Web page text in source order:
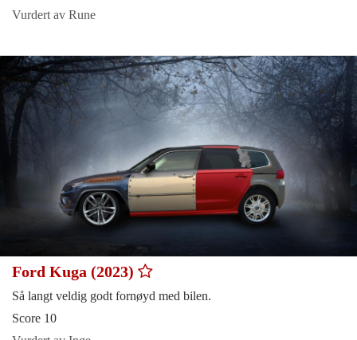
Vurdert av Rune
Ford Kuga (2023)
Så langt veldig godt fornøyd med bilen.
Score 10